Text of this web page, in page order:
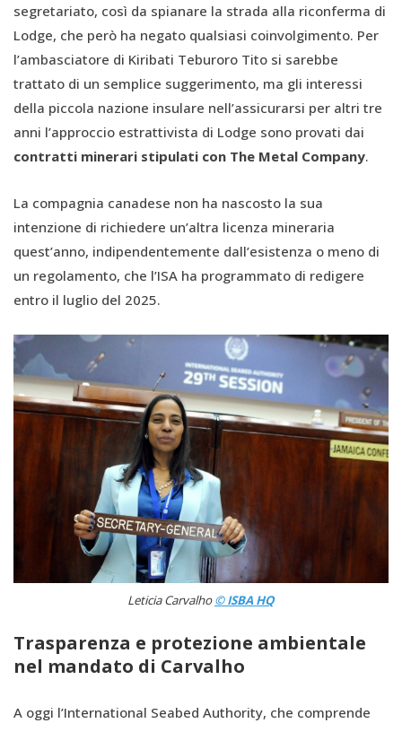
segretariato, così da spianare la strada alla riconferma di
Lodge, che però ha negato qualsiasi coinvolgimento. Per
l’ambasciatore di Kiribati Teburoro Tito si sarebbe
trattato di un semplice suggerimento, ma gli interessi
della piccola nazione insulare nell’assicurarsi per altri tre
anni l’approccio estrattivista di Lodge sono provati dai
contratti minerari stipulati con The Metal Company.
La compagnia canadese non ha nascosto la sua
intenzione di richiedere un’altra licenza mineraria
quest’anno, indipendentemente dall’esistenza o meno di
un regolamento, che l’ISA ha programmato di redigere
entro il luglio del 2025.
Leticia Carvalho© ISBA HQ
Trasparenza e protezione ambientale
nel mandato di Carvalho
A oggi l’International Seabed Authority, che comprende